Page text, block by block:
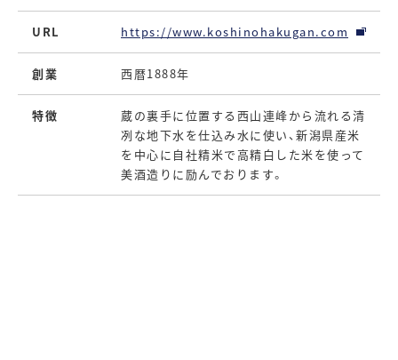
URL https://www.koshinohakugan.com
創業 西暦1888年
特徴
蔵の裏手に位置する西山連峰から流れる清
冽な地下水を仕込み水に使い、新潟県産米
を中心に自社精米で高精白した米を使って
美酒造りに励んでおります。